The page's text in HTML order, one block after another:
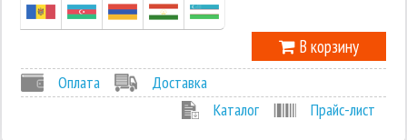
В корзину
Оплата
Доставка
Каталог
Прайс-лист